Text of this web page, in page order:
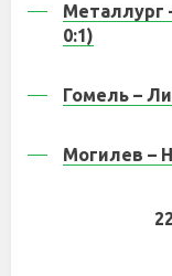
Металлург
0:1)
Гомель –
Могилев –